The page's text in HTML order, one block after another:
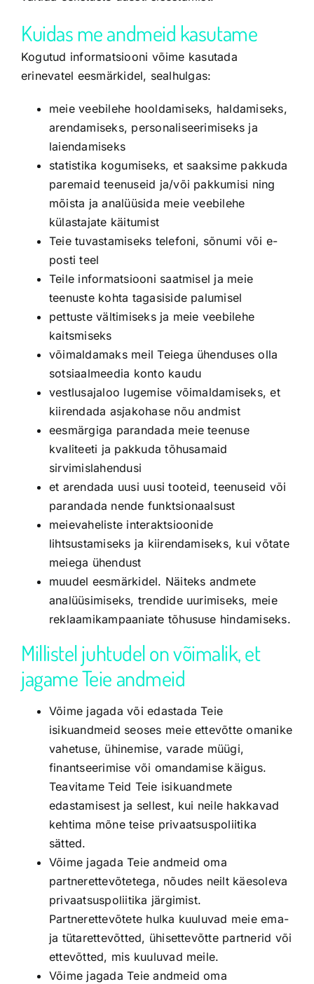
Kuidas me andmeid kasutame
Kogutud informatsiooni võime kasutada
erinevatel eesmärkidel, sealhulgas:
meie veebilehe hooldamiseks, haldamiseks,
arendamiseks, personaliseerimiseks ja
laiendamiseks
statistika kogumiseks, et saaksime pakkuda
paremaid teenuseid ja/või pakkumisi ning
mõista ja analüüsida meie veebilehe
külastajate käitumist
Teie tuvastamiseks telefoni, sõnumi või e-
posti teel
Teile informatsiooni saatmisel ja meie
teenuste kohta tagasiside palumisel
pettuste vältimiseks ja meie veebilehe
kaitsmiseks
võimaldamaks meil Teiega ühenduses olla
sotsiaalmeedia konto kaudu
vestlusajaloo lugemise võimaldamiseks, et
kiirendada asjakohase nõu andmist
eesmärgiga parandada meie teenuse
kvaliteeti ja pakkuda tõhusamaid
sirvimislahendusi
et arendada uusi uusi tooteid, teenuseid või
parandada nende funktsionaalsust
meievaheliste interaktsioonide
lihtsustamiseks ja kiirendamiseks, kui võtate
meiega ühendust
muudel eesmärkidel. Näiteks andmete
analüüsimiseks, trendide uurimiseks, meie
reklaamikampaaniate tõhususe hindamiseks.
Millistel juhtudel on võimalik, et
jagame Teie andmeid
Võime jagada või edastada Teie
isikuandmeid seoses meie ettevõtte omanike
vahetuse, ühinemise, varade müügi,
finantseerimise või omandamise käigus.
Teavitame Teid Teie isikuandmete
edastamisest ja sellest, kui neile hakkavad
kehtima mõne teise privaatsuspoliitika
sätted.
Võime jagada Teie andmeid oma
partnerettevõtetega, nõudes neilt käesoleva
privaatsuspoliitika järgimist.
Partnerettevõtete hulka kuuluvad meie ema-
ja tütarettevõtted, ühisettevõtte partnerid või
ettevõtted, mis kuuluvad meile.
Võime jagada Teie andmeid oma